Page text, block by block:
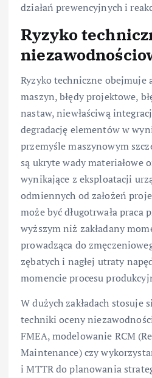
działań prewencyjnych i
Ryzyko
Ryzyko techniczne obejmuje
maszyn, błędy projektowe,
nastaw, niewłaściwą
degradację elementów w
przemyśle maszynowym
są ukryte wady materiałowe
wynikające z eksploatacji
odmiennych od założeń
może być długotrwała praca
wyższym niż zakładany
prowadząca do
zębatych i nagłej utraty
momencie procesu
W dużych zakładach stosuje
techniki oceny
FMEA, modelowanie RCM
Maintenance) czy
i MTTR do planowania